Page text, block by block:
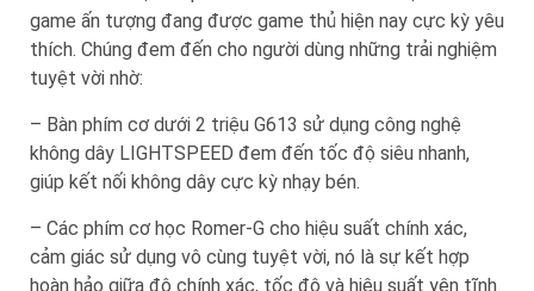
game ấn tượng đang được game thủ hiện nay cực kỳ yêu
thích. Chúng đem đến cho người dùng những trải nghiệm
tuyệt vời nhờ:
– Bàn phím cơ dưới 2 triệu G613 sử dụng công nghệ
không dây LIGHTSPEED đem đến tốc độ siêu nhanh,
giúp kết nối không dây cực kỳ nhạy bén.
– Các phím cơ học Romer-G cho hiệu suất chính xác,
cảm giác sử dụng vô cùng tuyệt vời, nó là sự kết hợp
hoàn hảo giữa độ chính xác, tốc độ và hiệu suất yên tĩnh.